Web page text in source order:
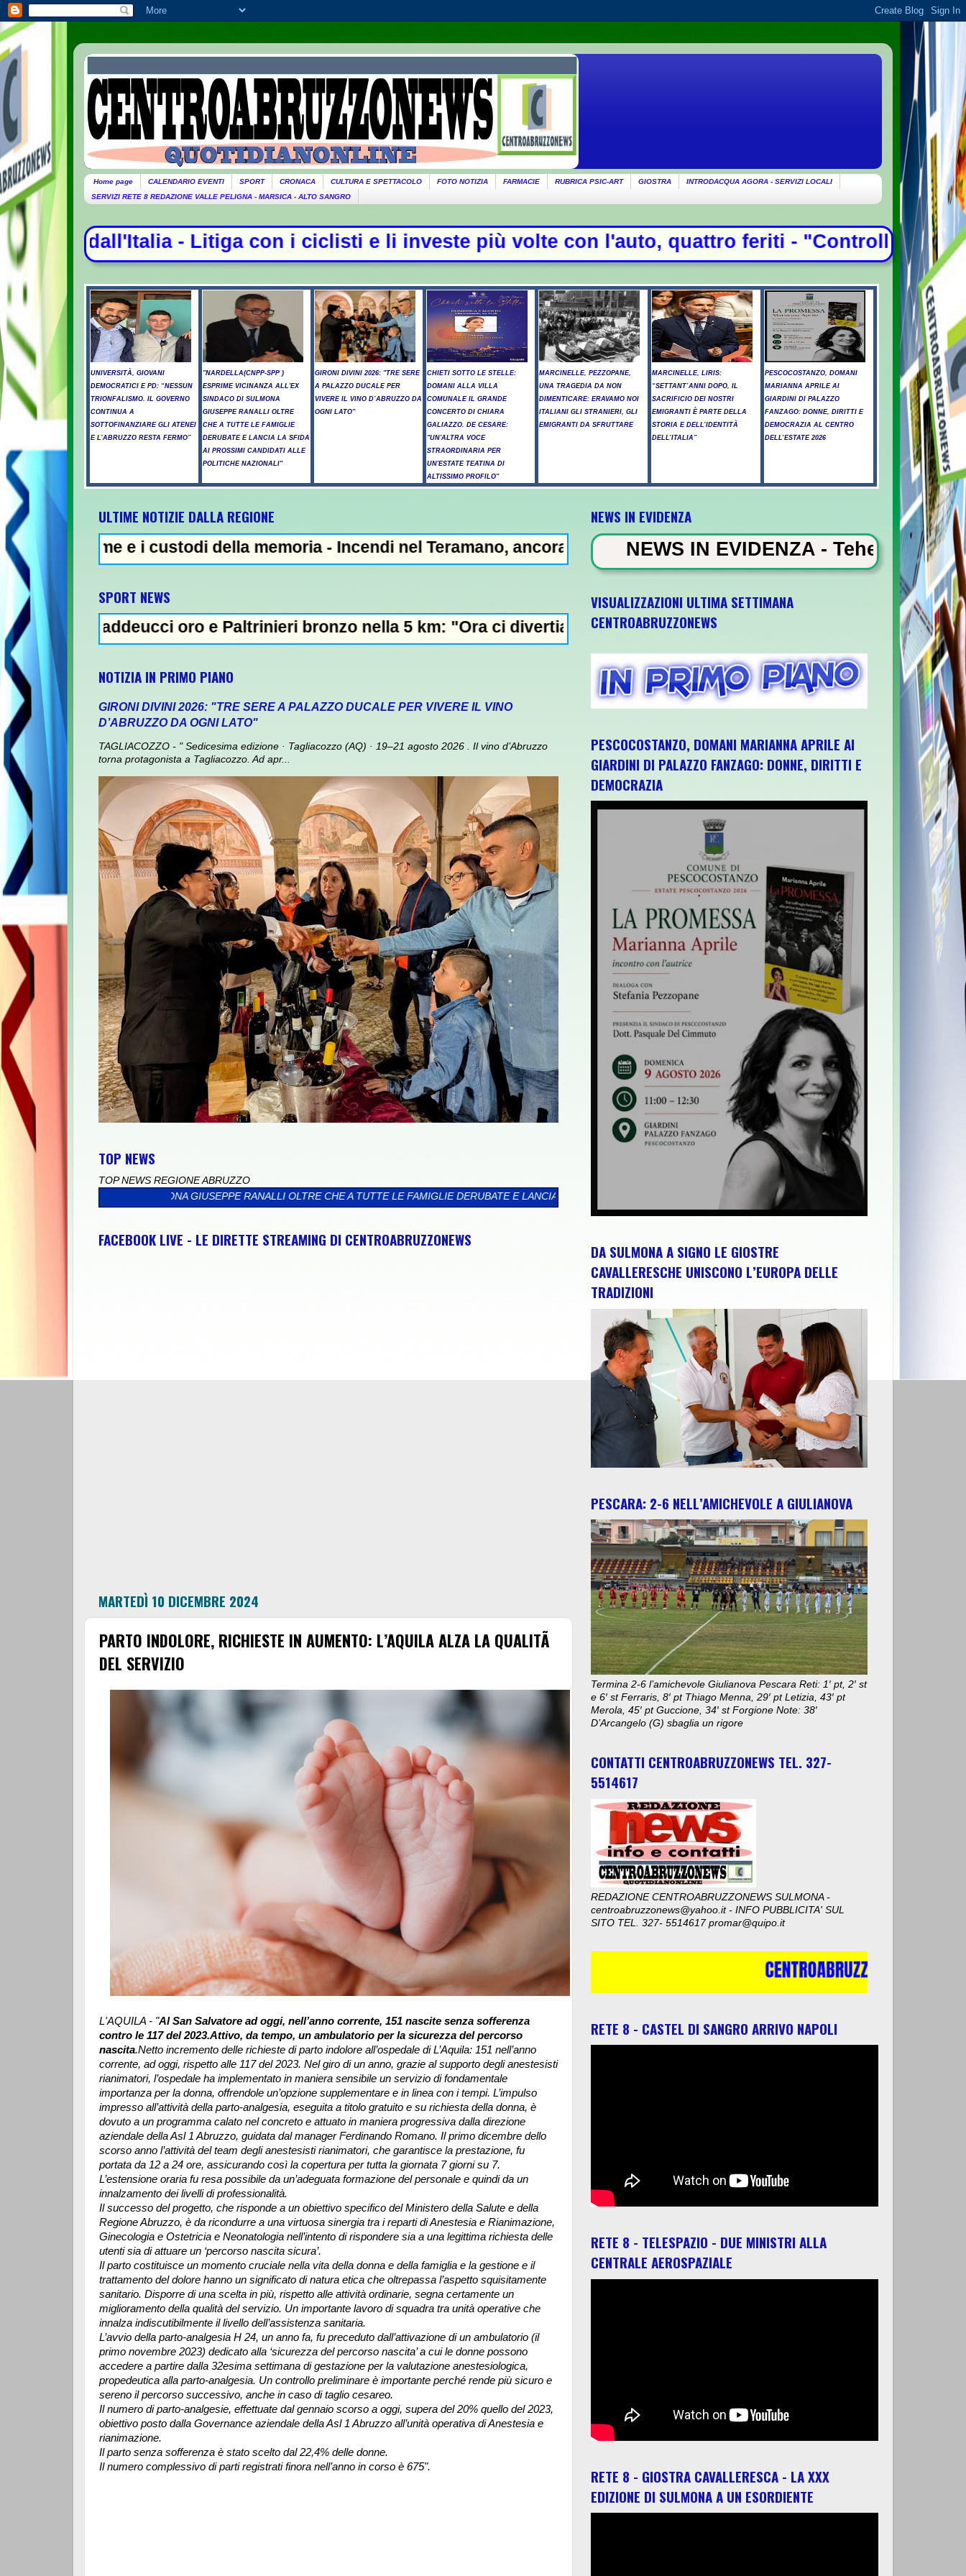
Home page CALENDARIO EVENTI SPORT CRONACA CULTURA E SPETTACOLO FOTO NOTIZIA FARMACIE RUBRICA PSIC-ART GIOSTRA
INTRODACQUA AGORA - SERVIZI LOCALI
SERVIZI RETE 8 REDAZIONE VALLE PELIGNA - MARSICA - ALTO SANGRO
con i ciclisti e li investe più volte con l'auto, quattro feriti - "Controlli alle frontiere con
UNIVERSITÀ, GIOVANI
DEMOCRATICI E PD: “NESSUN
TRIONFALISMO. IL GOVERNO
CONTINUA A
SOTTOFINANZIARE GLI ATENEI
E L’ABRUZZO RESTA FERMO”
"NARDELLA(CNPP-SPP )
ESPRIME VICINANZA ALL'EX
SINDACO DI SULMONA
GIUSEPPE RANALLI OLTRE
CHE A TUTTE LE FAMIGLIE
DERUBATE E LANCIA LA SFIDA
AI PROSSIMI CANDIDATI ALLE
POLITICHE NAZIONALI"
GIRONI DIVINI 2026: "TRE SERE
A PALAZZO DUCALE PER
VIVERE IL VINO D’ABRUZZO DA
OGNI LATO"
CHIETI SOTTO LE STELLE:
DOMANI ALLA VILLA
COMUNALE IL GRANDE
CONCERTO DI CHIARA
GALIAZZO. DE CESARE:
"UN'ALTRA VOCE
STRAORDINARIA PER
UN'ESTATE TEATINA DI
ALTISSIMO PROFILO"
MARCINELLE, PEZZOPANE,
UNA TRAGEDIA DA NON
DIMENTICARE: ERAVAMO NOI
ITALIANI GLI STRANIERI, GLI
EMIGRANTI DA SFRUTTARE
MARCINELLE, LIRIS:
“SETTANT’ANNI DOPO, IL
SACRIFICIO DEI NOSTRI
EMIGRANTI È PARTE DELLA
STORIA E DELL’IDENTITÀ
DELL’ITALIA”
PESCOCOSTANZO, DOMANI
MARIANNA APRILE AI
GIARDINI DI PALAZZO
FANZAGO: DONNE, DIRITTI E
DEMOCRAZIA AL CENTRO
DELL’ESTATE 2026
ULTIME NOTIZIE DALLA REGIONE
i custodi della memoria - Incendi nel Teramano, ancora elicotteri in azione -
SPORT NEWS
oro e Paltrinieri bronzo nella 5 km: "Ora ci divertiamo in staffetta"- L'Italia U21 il 5 ottobre a Pescara l'ultima gara
NOTIZIA IN PRIMO PIANO
GIRONI DIVINI 2026: "TRE SERE A PALAZZO DUCALE PER VIVERE IL VINO
D’ABRUZZO DA OGNI LATO"
TAGLIACOZZO - " Sedicesima edizione · Tagliacozzo (AQ) · 19–21 agosto 2026 . Il vino d’Abruzzo
torna protagonista a Tagliacozzo. Ad apr...
TOP NEWS
TOP NEWS REGIONE ABRUZZO
GIUSEPPE RANALLI OLTRE CHE A TUTTE LE FAMIGLIE DERUBATE E LANCIA LA SFIDA AI PROSSIMI CANDIDATI ALLE POLITICHE NAZIONALI"
GIRONI DIVINI 2026: "TRE SERE A
FACEBOOK LIVE - LE DIRETTE STREAMING DI CENTROABRUZZONEWS
MARTEDÌ 10 DICEMBRE 2024
PARTO INDOLORE, RICHIESTE IN AUMENTO: L’AQUILA ALZA LA QUALITÃ
DEL SERVIZIO
L'AQUILA - "Al San Salvatore ad oggi, nell’anno corrente, 151 nascite senza sofferenza
contro le 117 del 2023.Attivo, da tempo, un ambulatorio per la sicurezza del percorso
nascita.Netto incremento delle richieste di parto indolore all’ospedale di L’Aquila: 151 nell’anno
corrente, ad oggi, rispetto alle 117 del 2023. Nel giro di un anno, grazie al supporto degli anestesisti
rianimatori, l’ospedale ha implementato in maniera sensibile un servizio di fondamentale
importanza per la donna, offrendole un’opzione supplementare e in linea con i tempi. L’impulso
impresso all’attività della parto-analgesia, eseguita a titolo gratuito e su richiesta della donna, è
dovuto a un programma calato nel concreto e attuato in maniera progressiva dalla direzione
aziendale della Asl 1 Abruzzo, guidata dal manager Ferdinando Romano. Il primo dicembre dello
scorso anno l’attività del team degli anestesisti rianimatori, che garantisce la prestazione, fu
portata da 12 a 24 ore, assicurando così la copertura per tutta la giornata 7 giorni su 7.
L’estensione oraria fu resa possibile da un’adeguata formazione del personale e quindi da un
innalzamento dei livelli di professionalità.
Il successo del progetto, che risponde a un obiettivo specifico del Ministero della Salute e della
Regione Abruzzo, è da ricondurre a una virtuosa sinergia tra i reparti di Anestesia e Rianimazione,
Ginecologia e Ostetricia e Neonatologia nell’intento di rispondere sia a una legittima richiesta delle
utenti sia di attuare un ‘percorso nascita sicura’.
Il parto costituisce un momento cruciale nella vita della donna e della famiglia e la gestione e il
trattamento del dolore hanno un significato di natura etica che oltrepassa l’aspetto squisitamente
sanitario. Disporre di una scelta in più, rispetto alle attività ordinarie, segna certamente un
miglioramento della qualità del servizio. Un importante lavoro di squadra tra unità operative che
innalza indiscutibilmente il livello dell’assistenza sanitaria.
L’avvio della parto-analgesia H 24, un anno fa, fu preceduto dall’attivazione di un ambulatorio (il
primo novembre 2023) dedicato alla ‘sicurezza del percorso nascita’ a cui le donne possono
accedere a partire dalla 32esima settimana di gestazione per la valutazione anestesiologica,
propedeutica alla parto-analgesia. Un controllo preliminare è importante perché rende più sicuro e
sereno il percorso successivo, anche in caso di taglio cesareo.
Il numero di parto-analgesie, effettuate dal gennaio scorso a oggi, supera del 20% quello del 2023,
obiettivo posto dalla Governance aziendale della Asl 1 Abruzzo all’unità operativa di Anestesia e
rianimazione.
Il parto senza sofferenza è stato scelto dal 22,4% delle donne.
Il numero complessivo di parti registrati finora nell’anno in corso è 675".
NEWS IN EVIDENZA
NEWS IN EVIDENZA - Teheran: "Se Usa non
VISUALIZZAZIONI ULTIMA SETTIMANA
CENTROABRUZZONEWS
PESCOCOSTANZO, DOMANI MARIANNA APRILE AI
GIARDINI DI PALAZZO FANZAGO: DONNE, DIRITTI E
DEMOCRAZIA
DA SULMONA A SIGNO LE GIOSTRE
CAVALLERESCHE UNISCONO L’EUROPA DELLE
TRADIZIONI
PESCARA: 2-6 NELL’AMICHEVOLE A GIULIANOVA
Termina 2-6 l’amichevole Giulianova Pescara Reti: 1′ pt, 2′ st
e 6′ st Ferraris, 8′ pt Thiago Menna, 29′ pt Letizia, 43′ pt
Merola, 45′ pt Guccione, 34′ st Forgione Note: 38′
D’Arcangelo (G) sbaglia un rigore
CONTATTI CENTROABRUZZONEWS TEL. 327-
5514617
REDAZIONE CENTROABRUZZONEWS SULMONA -
centroabruzzonews@yahoo.it - INFO PUBBLICITA' SUL
SITO TEL. 327- 5514617 promar@quipo.it
RETE 8 - CASTEL DI SANGRO ARRIVO NAPOLI
RETE 8 - TELESPAZIO - DUE MINISTRI ALLA
CENTRALE AEROSPAZIALE
RETE 8 - GIOSTRA CAVALLERESCA - LA XXX
EDIZIONE DI SULMONA A UN ESORDIENTE